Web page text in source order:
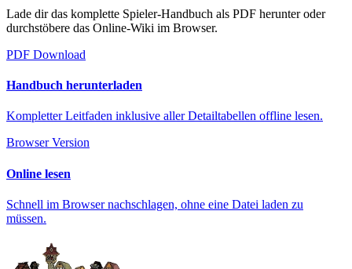
Lade dir das komplette Spieler-Handbuch als PDF herunter oder
durchstöbere das Online-Wiki im Browser.
PDF Download
Handbuch herunterladen
Kompletter Leitfaden inklusive aller Detailtabellen offline lesen.
Browser Version
Online lesen
Schnell im Browser nachschlagen, ohne eine Datei laden zu
müssen.